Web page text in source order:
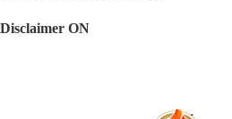
Disclaimer ON